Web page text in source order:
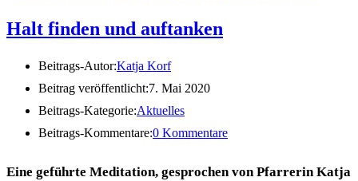
Halt finden und auftanken
Beitrags-Autor:Katja Korf
Beitrag veröffentlicht:7. Mai 2020
Beitrags-Kategorie:Aktuelles
Beitrags-Kommentare:0 Kommentare
Eine geführte Meditation, gesprochen von Pfarrerin Katja